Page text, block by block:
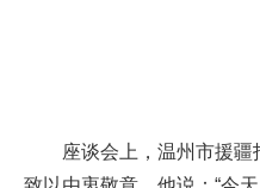
座谈会上，温州市援